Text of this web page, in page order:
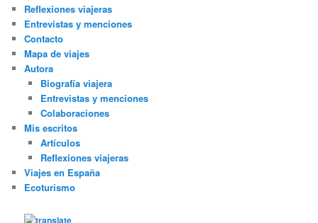
Reflexiones viajeras
Entrevistas y menciones
Contacto
Mapa de viajes
Autora
Biografía viajera
Entrevistas y menciones
Colaboraciones
Mis escritos
Artículos
Reflexiones viajeras
Viajes en España
Ecoturismo